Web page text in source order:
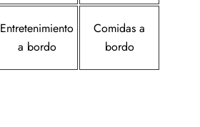
Entretenimiento
a bordo
Comidas a
bordo